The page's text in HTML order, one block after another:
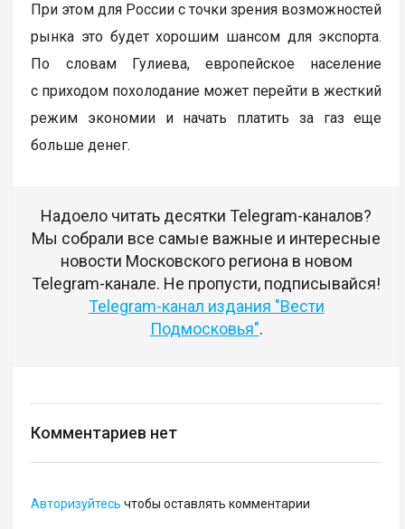
При этом для России с точки зрения возможностей
рынка это будет хорошим шансом для экспорта.
По словам Гулиева, европейское население
с приходом похолодание может перейти в жесткий
режим экономии и начать платить за газ еще
больше денег.
Надоело читать десятки Telegram-каналов?
Мы собрали все самые важные и интересные
новости Московского региона в новом
Telegram-канале. Не пропусти, подписывайся!
Telegram-канал издания "Вести
Подмосковья".
Комментариев нет
Авторизуйтесь чтобы оставлять комментарии